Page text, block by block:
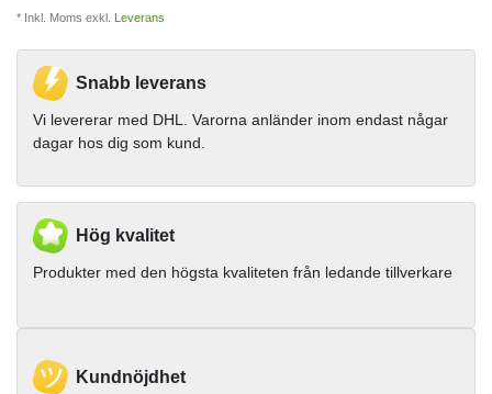
* Inkl. Moms exkl. Leverans
Snabb leverans
Vi levererar med DHL. Varorna anländer inom endast någar
dagar hos dig som kund.
Hög kvalitet
Produkter med den högsta kvaliteten från ledande tillverkare
Kundnöjdhet